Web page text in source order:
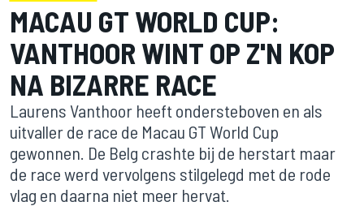
MACAU GT WORLD CUP:
VANTHOOR WINT OP Z'N KOP
NA BIZARRE RACE
Laurens Vanthoor heeft ondersteboven en als
uitvaller de race de Macau GT World Cup
gewonnen. De Belg crashte bij de herstart maar
de race werd vervolgens stilgelegd met de rode
vlag en daarna niet meer hervat.